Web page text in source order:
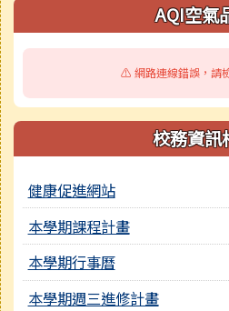
AQI空氣
⚠️ 網路連線錯誤，請
校務資訊
健康促進網站
本學期課程計畫
本學期行事曆
本學期週三進修計畫